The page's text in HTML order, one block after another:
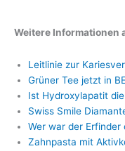
Weitere Informationen
Leitlinie zur
Grüner Tee jetzt in
Ist Hydroxylapatit
Swiss Smile
Wer war der Erfinder
Zahnpasta mit